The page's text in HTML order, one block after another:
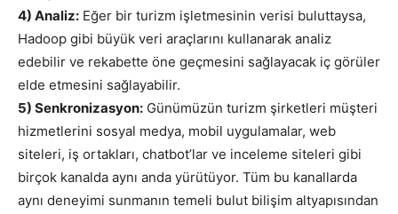
4) Analiz: Eğer bir turizm işletmesinin verisi buluttaysa,
Hadoop gibi büyük veri araçlarını kullanarak analiz
edebilir ve rekabette öne geçmesini sağlayacak iç görüler
elde etmesini sağlayabilir.
5) Senkronizasyon: Günümüzün turizm şirketleri müşteri
hizmetlerini sosyal medya, mobil uygulamalar, web
siteleri, iş ortakları, chatbot’lar ve inceleme siteleri gibi
birçok kanalda aynı anda yürütüyor. Tüm bu kanallarda
aynı deneyimi sunmanın temeli bulut bilişim altyapısından